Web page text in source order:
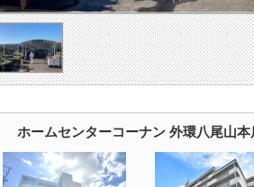
ホームセンターコーナン 外環八尾山